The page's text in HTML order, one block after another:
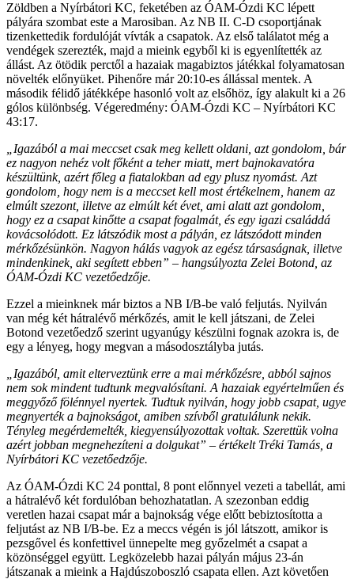
Zöldben a Nyírbátori KC, feketében az ÓAM-Ózdi KC lépett
pályára szombat este a Marosiban. Az NB II. C-D csoportjának
tizenkettedik fordulóját vívták a csapatok. Az első találatot még a
vendégek szerezték, majd a mieink egyből ki is egyenlítették az
állást. Az ötödik perctől a hazaiak magabiztos játékkal folyamatosan
növelték előnyüket. Pihenőre már 20:10-es állással mentek. A
második félidő játékképe hasonló volt az elsőhöz, így alakult ki a 26
gólos különbség. Végeredmény: ÓAM-Ózdi KC – Nyírbátori KC
43:17.
„Igazából a mai meccset csak meg kellett oldani, azt gondolom, bár
ez nagyon nehéz volt főként a teher miatt, mert bajnokavatóra
készültünk, azért főleg a fiatalokban ad egy plusz nyomást. Azt
gondolom, hogy nem is a meccset kell most értékelnem, hanem az
elmúlt szezont, illetve az elmúlt két évet, ami alatt azt gondolom,
hogy ez a csapat kinőtte a csapat fogalmát, és egy igazi családdá
kovácsolódott. Ez látszódik most a pályán, ez látszódott minden
mérkőzésünkön. Nagyon hálás vagyok az egész társaságnak, illetve
mindenkinek, aki segített ebben” – hangsúlyozta Zelei Botond, az
ÓAM-Ózdi KC vezetőedzője.
Ezzel a mieinknek már biztos a NB I/B-be való feljutás. Nyilván
van még két hátralévő mérkőzés, amit le kell játszani, de Zelei
Botond vezetőedző szerint ugyanúgy készülni fognak azokra is, de
egy a lényeg, hogy megvan a másodosztályba jutás.
„Igazából, amit elterveztünk erre a mai mérkőzésre, abból sajnos
nem sok mindent tudtunk megvalósítani. A hazaiak egyértelműen és
meggyőző fölénnyel nyertek. Tudtuk nyilván, hogy jobb csapat, ugye
megnyerték a bajnokságot, amiben szívből gratulálunk nekik.
Tényleg megérdemelték, kiegyensúlyozottak voltak. Szerettük volna
azért jobban megnehezíteni a dolgukat” – értékelt Tréki Tamás, a
Nyírbátori KC vezetőedzője.
Az ÓAM-Ózdi KC 24 ponttal, 8 pont előnnyel vezeti a tabellát, ami
a hátralévő két fordulóban behozhatatlan. A szezonban eddig
veretlen hazai csapat már a bajnokság vége előtt bebiztosította a
feljutást az NB I/B-be. Ez a meccs végén is jól látszott, amikor is
pezsgővel és konfettivel ünnepelte meg győzelmét a csapat a
közönséggel együtt. Legközelebb hazai pályán május 23-án
játszanak a mieink a Hajdúszoboszló csapata ellen. Azt követően